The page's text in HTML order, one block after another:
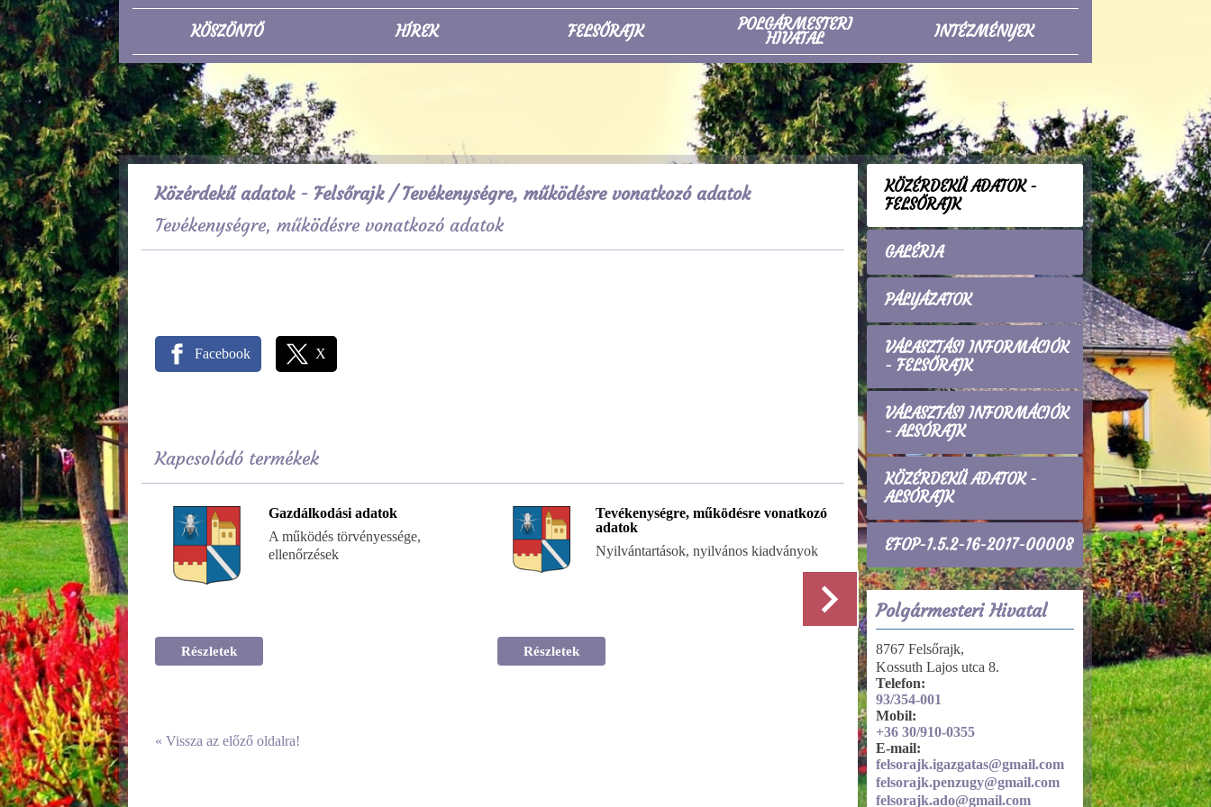
KÖSZÖNTŐ HÍREK FELSŐRAJK POLGÁRMESTERI
HIVATAL INTÉZMÉNYEK
Közérdekű adatok - Felsőrajk/ Tevékenységre, működésre vonatkozó adatok
Tevékenységre, működésre vonatkozó adatok
Facebook X
Kapcsolódó termékek
Gazdálkodási adatok
A működés törvényessége,
ellenőrzések
Részletek
Tevékenységre, működésre vonatkozó
adatok
Nyilvántartások, nyilvános kiadványok
Részletek
Tevékenységre, működésre vonatkozó
adatok
A szerv alaptevékenysége, feladat- és
hatásköre
Részletek
« Vissza az előző oldalra!
KÖZÉRDEKŰ ADATOK -
FELSŐRAJK
GALÉRIA
PÁLYÁZATOK
VÁLASZTÁSI INFORMÁCIÓK
- FELSŐRAJK
VÁLASZTÁSI INFORMÁCIÓK
- ALSÓRAJK
KÖZÉRDEKŰ ADATOK -
ALSÓRAJK
EFOP-1.5.2-16-2017-00008
Polgármesteri Hivatal
8767 Felsőrajk,
Kossuth Lajos utca 8.
Telefon:
93/354-001
Mobil:
+36 30/910-0355
E-mail:
felsorajk.igazgatas@gmail.com
felsorajk.penzugy@gmail.com
felsorajk.ado@gmail.com